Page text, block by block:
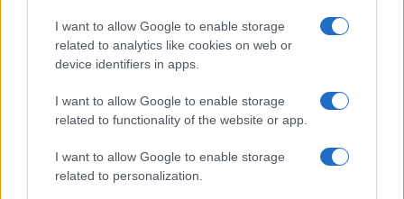
I want to allow Google to enable storage
related to analytics like cookies on web or
device identifiers in apps.
I want to allow Google to enable storage
related to functionality of the website or app.
I want to allow Google to enable storage
related to personalization.